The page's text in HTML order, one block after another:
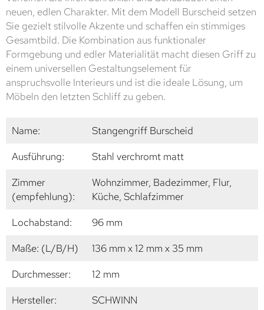
neuen, edlen Charakter. Mit dem Modell Burscheid setzen
Sie gezielt stilvolle Akzente und schaffen ein stimmiges
Gesamtbild. Die Kombination aus funktionaler
Formgebung und edler Materialität macht diesen Griff zu
einem universellen Gestaltungselement für
anspruchsvolle Interieurs und ist die ideale Lösung, um
Möbeln den letzten Schliff zu geben.
Name:
Stangengriff Burscheid
Ausführung:
Stahl verchromt matt
Zimmer
(empfehlung):
Wohnzimmer, Badezimmer, Flur,
Küche, Schlafzimmer
Lochabstand:
96 mm
Maße: (L/B/H)
136 mm x 12 mm x 35 mm
Durchmesser:
12 mm
Hersteller:
SCHWINN